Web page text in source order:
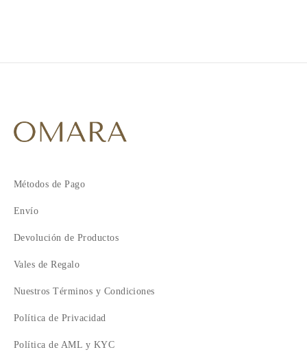
7
11
14
16
Métodos de Pago
Envío
Devolución de Productos
Vales de Regalo
Nuestros Términos y Condiciones
Política de Privacidad
Política de AML y KYC